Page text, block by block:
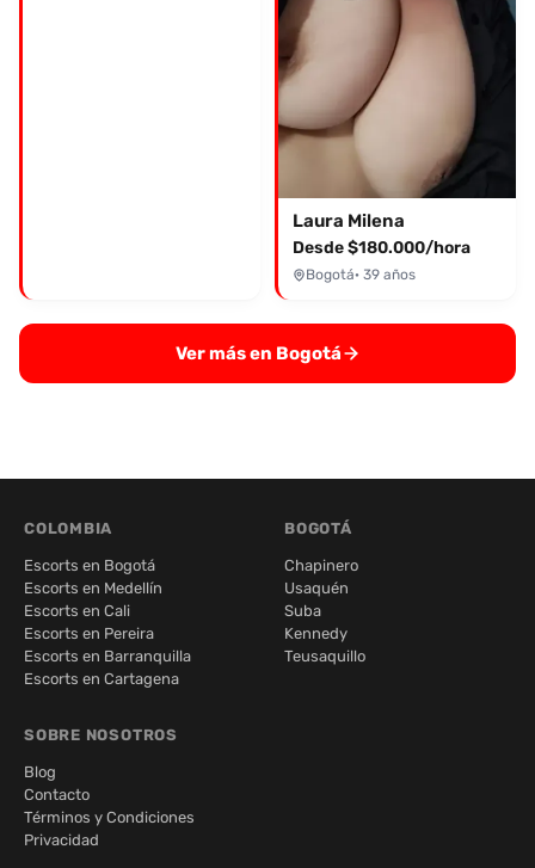
Laura Milena
Desde $180.000/hora
Bogotá· 39 años
Ver más en Bogotá
COLOMBIA
Escorts en Bogotá
Escorts en Medellín
Escorts en Cali
Escorts en Pereira
Escorts en Barranquilla
Escorts en Cartagena
BOGOTÁ
Chapinero
Usaquén
Suba
Kennedy
Teusaquillo
SOBRE NOSOTROS
Blog
Contacto
Términos y Condiciones
Privacidad